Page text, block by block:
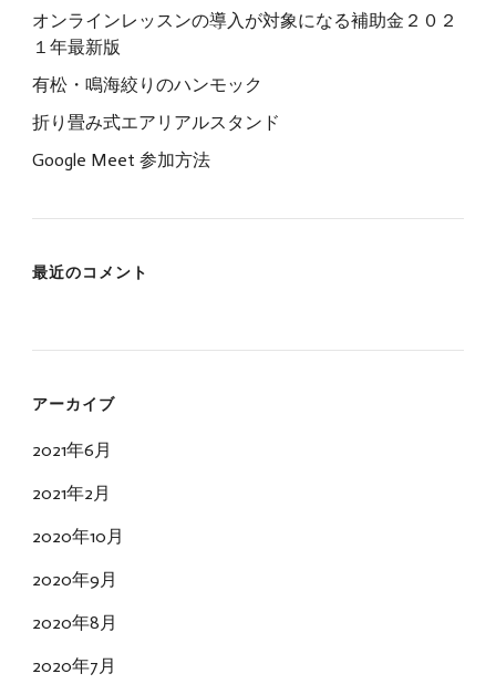
オンラインレッスンの導入が対象になる補助金２０２
１年最新版
有松・鳴海絞りのハンモック
折り畳み式エアリアルスタンド
Google Meet 参加方法
最近のコメント
アーカイブ
2021年6月
2021年2月
2020年10月
2020年9月
2020年8月
2020年7月